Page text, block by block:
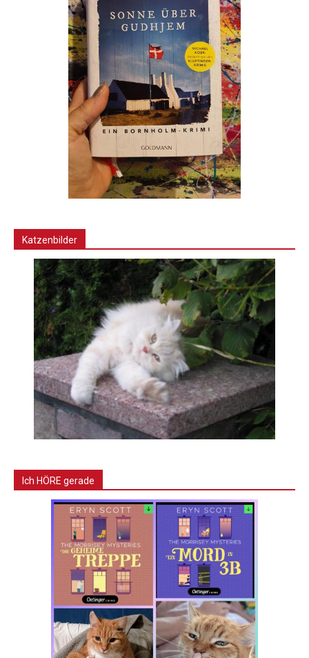
Katzenbilder
Ich HÖRE gerade